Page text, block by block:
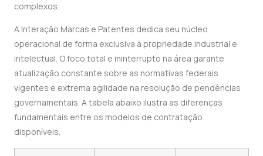
complexos.
A Interação Marcas e Patentes dedica seu núcleo
operacional de forma exclusiva à propriedade industrial e
intelectual. O foco total e ininterrupto na área garante
atualização constante sobre as normativas federais
vigentes e extrema agilidade na resolução de pendências
governamentais. A tabela abaixo ilustra as diferenças
fundamentais entre os modelos de contratação
disponíveis.